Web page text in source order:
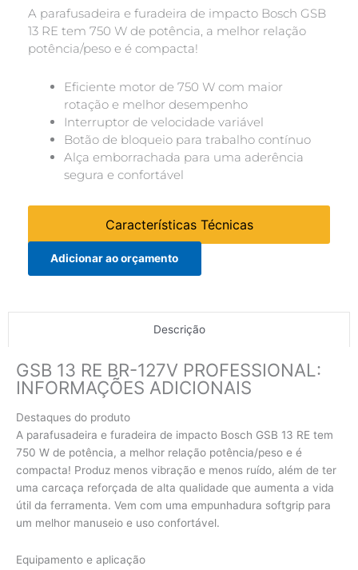
A parafusadeira e furadeira de impacto Bosch GSB
13 RE tem 750 W de potência, a melhor relação
potência/peso e é compacta!
Eficiente motor de 750 W com maior
rotação e melhor desempenho
Interruptor de velocidade variável
Botão de bloqueio para trabalho contínuo
Alça emborrachada para uma aderência
segura e confortável
Características Técnicas
Adicionar ao orçamento
Descrição
GSB 13 RE BR-127V PROFESSIONAL:
INFORMAÇÕES ADICIONAIS
Destaques do produto
A parafusadeira e furadeira de impacto Bosch GSB 13 RE tem
750 W de potência, a melhor relação potência/peso e é
compacta! Produz menos vibração e menos ruído, além de ter
uma carcaça reforçada de alta qualidade que aumenta a vida
útil da ferramenta. Vem com uma empunhadura softgrip para
um melhor manuseio e uso confortável.
Equipamento e aplicação